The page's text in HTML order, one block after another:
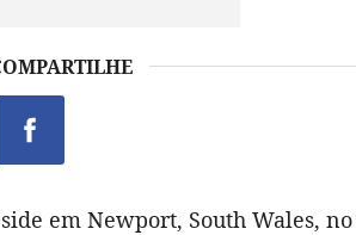
em Newport, South Wales,